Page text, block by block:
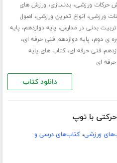
حرکات ورزشی،بدنسازی، ورزش های
ورزشی، انواع تمرین ورزشی، اصول
تربیت بدنی در مدارس، پایه دوازدهم، پایه
ی دوم، پایه دوازدهم فنی حرفه ای،
فنی حرفه ای،کتاب های پایه
ای
دانلود کتاب
با توپ
ورزشی،کتاب‌های درسی و